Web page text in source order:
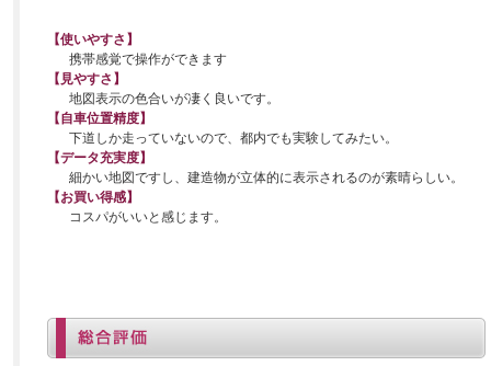
【使いやすさ】
携帯感覚で操作ができます
【見やすさ】
地図表示の色合いが凄く良いです。
【自車位置精度】
下道しか走っていないので、都内でも実験してみたい。
【データ充実度】
細かい地図ですし、建造物が立体的に表示されるのが素晴らしい。
【お買い得感】
コスパがいいと感じます。